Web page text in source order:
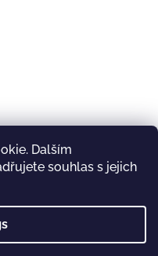
Dalším
souhlas s jejich